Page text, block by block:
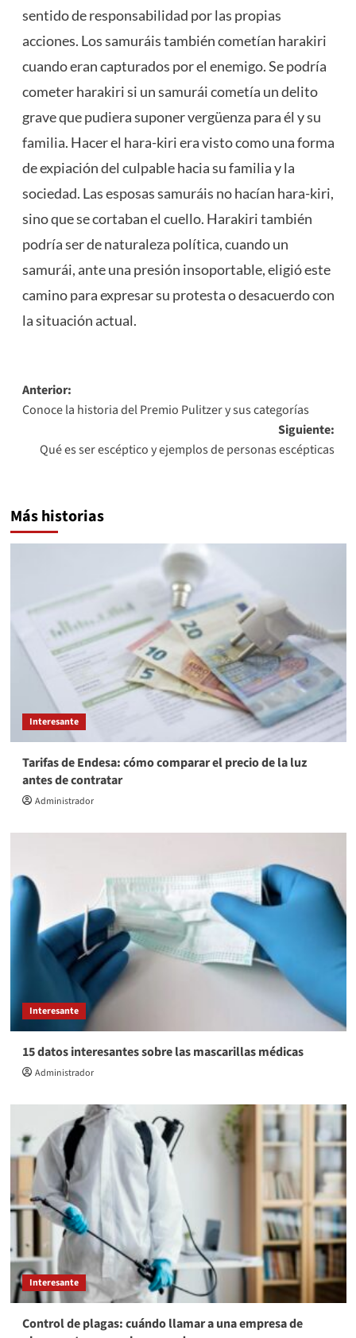
sentido de responsabilidad por las propias
acciones. Los samuráis también cometían harakiri
cuando eran capturados por el enemigo. Se podría
cometer harakiri si un samurái cometía un delito
grave que pudiera suponer vergüenza para él y su
familia. Hacer el hara-kiri era visto como una forma
de expiación del culpable hacia su familia y la
sociedad. Las esposas samuráis no hacían hara-kiri,
sino que se cortaban el cuello. Harakiri también
podría ser de naturaleza política, cuando un
samurái, ante una presión insoportable, eligió este
camino para expresar su protesta o desacuerdo con
la situación actual.
Navegación
de
entradas
Anterior:
Conoce la historia del Premio Pulitzer y sus categorías
Siguiente:
Qué es ser escéptico y ejemplos de personas escépticas
Más historias
Interesante
Tarifas de Endesa: cómo comparar el precio de la luz
antes de contratar
Administrador
Interesante
15 datos interesantes sobre las mascarillas médicas
Administrador
Interesante
Control de plagas: cuándo llamar a una empresa de